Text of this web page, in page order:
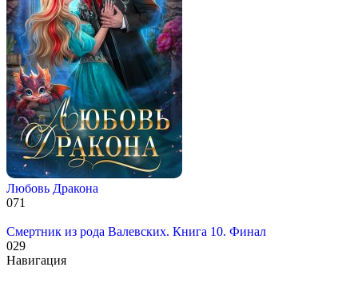
Любовь Дракона
071
Смертник из рода Валевских. Книга 10. Финал
029
Навигация